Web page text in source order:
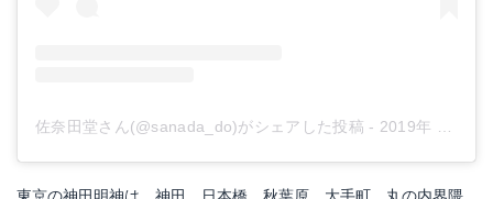
佐奈田堂さん(@sanada_do)がシェアした投稿 - 2019年 8月月7日午後9時12分PDT
東京の神田明神は、神田、日本橋、秋葉原、大手町、丸の内界隈